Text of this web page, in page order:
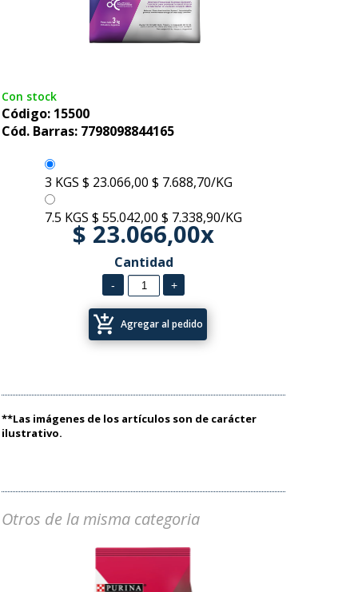
Con stock
Código: 15500
Cód. Barras: 7798098844165
3 KGS $ 23.066,00 $ 7.688,70/KG
7.5 KGS $ 55.042,00 $ 7.338,90/KG
$ 23.066,00x
Cantidad
add_shopping_cart Agregar al pedido
**Las imágenes de los artículos son de carácter
ilustrativo.
Otros de la misma categoria